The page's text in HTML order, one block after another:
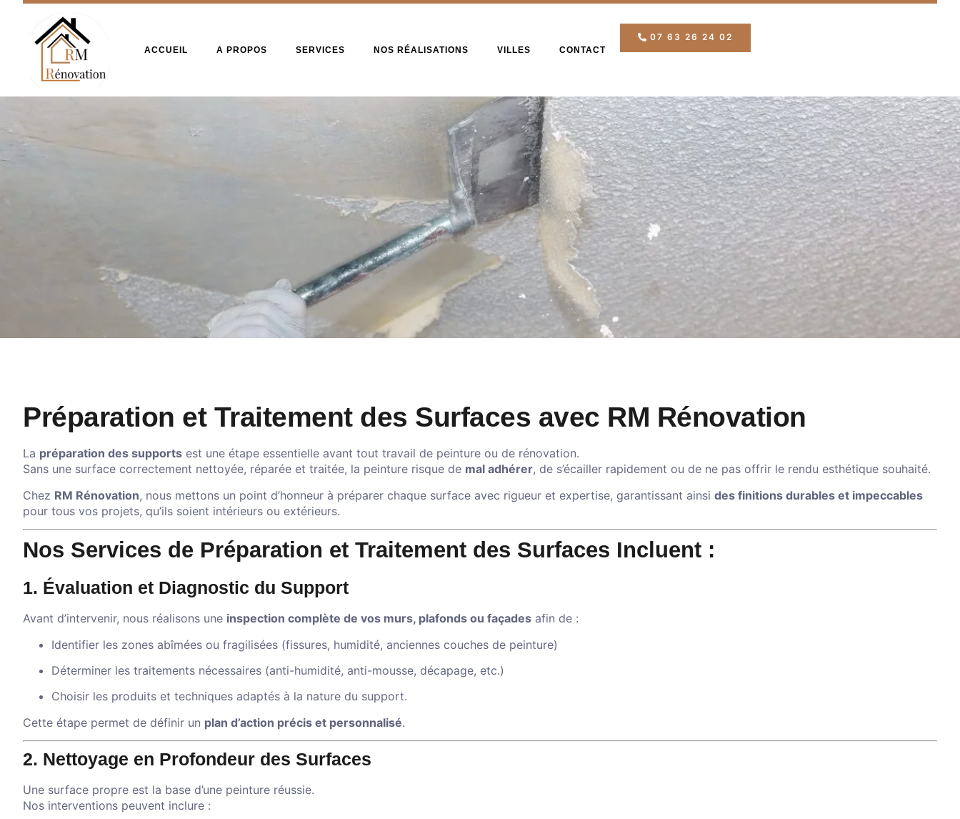
ACCUEIL A PROPOS SERVICES NOS RÉALISATIONS VILLES CONTACT
07 63 26 24 02
Préparation et Traitement des Surfaces avec RM Rénovation
La préparation des supports est une étape essentielle avant tout travail de peinture ou de rénovation.
Sans une surface correctement nettoyée, réparée et traitée, la peinture risque de mal adhérer, de s’écailler rapidement ou de ne pas offrir le rendu esthétique souhaité.
Chez RM Rénovation, nous mettons un point d’honneur à préparer chaque surface avec rigueur et expertise, garantissant ainsi des finitions durables et impeccables
pour tous vos projets, qu’ils soient intérieurs ou extérieurs.
Nos Services de Préparation et Traitement des Surfaces Incluent :
1. Évaluation et Diagnostic du Support
Avant d’intervenir, nous réalisons une inspection complète de vos murs, plafonds ou façades afin de :
Identifier les zones abîmées ou fragilisées (fissures, humidité, anciennes couches de peinture)
Déterminer les traitements nécessaires (anti-humidité, anti-mousse, décapage, etc.)
Choisir les produits et techniques adaptés à la nature du support.
Cette étape permet de définir un plan d’action précis et personnalisé.
2. Nettoyage en Profondeur des Surfaces
Une surface propre est la base d’une peinture réussie.
Nos interventions peuvent inclure :